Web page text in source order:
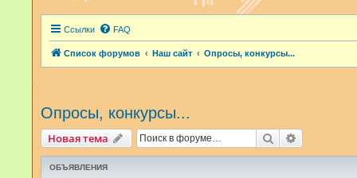
Ссылки FAQ
Список форумов Наш сайт Опросы, конкурсы...
Опросы, конкурсы...
Новая тема Поиск
ОБЪЯВЛЕНИЯ